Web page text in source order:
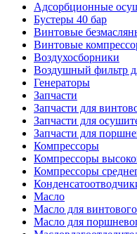
Адсорбционные
Бустеры 40 бар
Винтовые
Винтовые
Воздухосборники
Воздушный фильтр
Генераторы
Запчасти
Запчасти для
Запчасти для
Запчасти для
Компрессоры
Компрессоры
Компрессоры
Масло
Масло для
Масло для